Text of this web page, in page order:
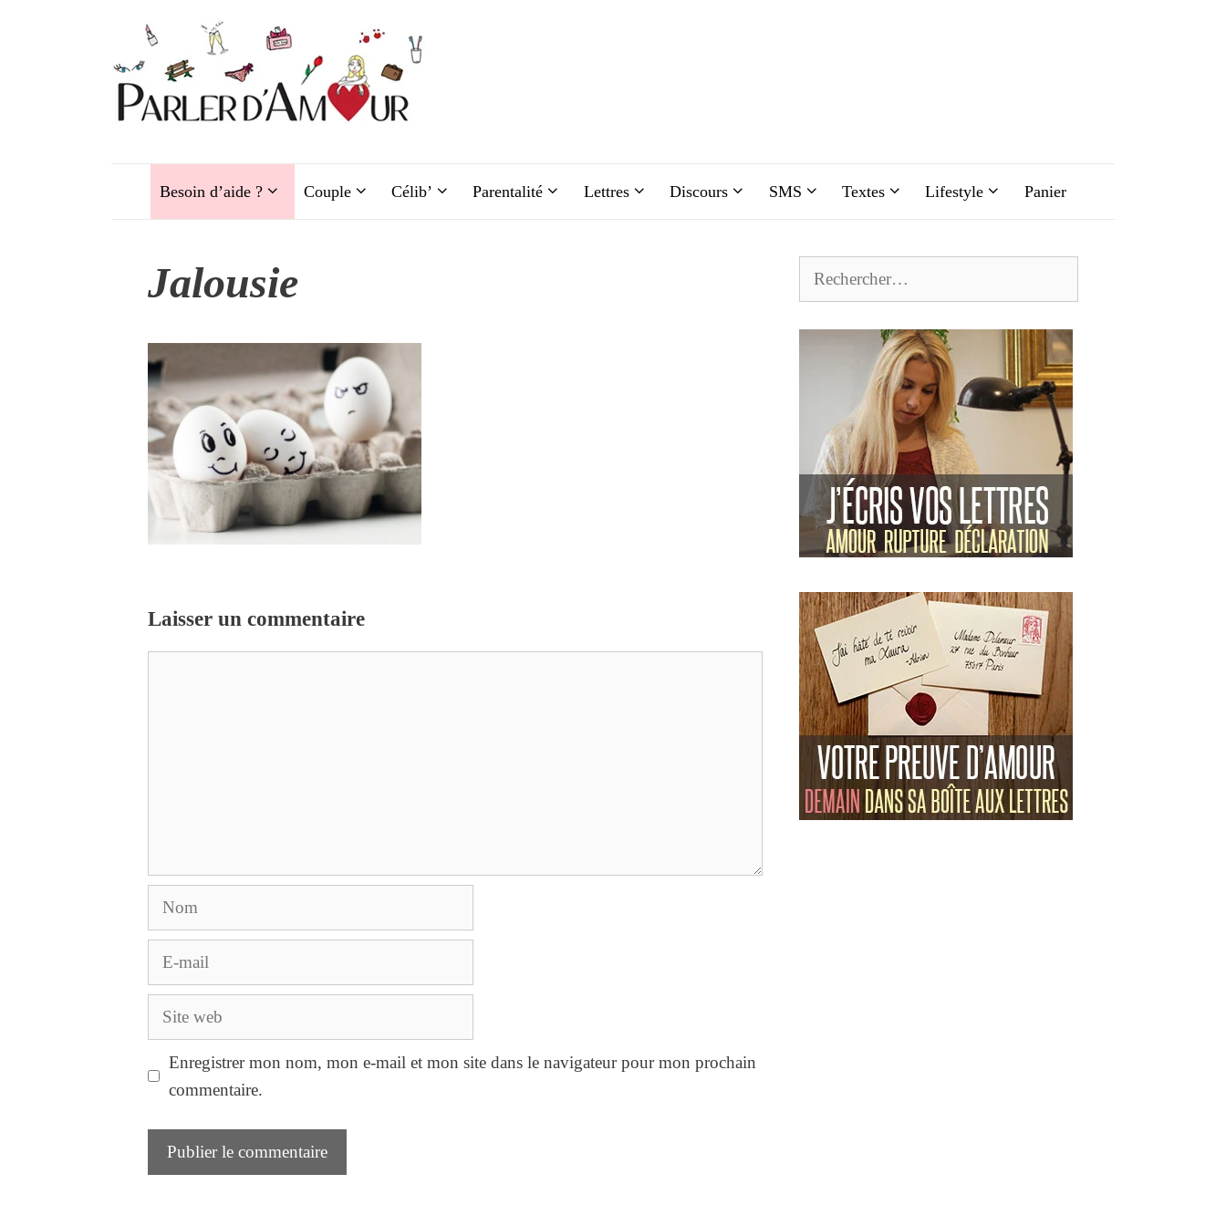
Besoin d’aide ? Couple Célib’ Parentalité Lettres Discours SMS Textes Lifestyle Panier
Jalousie
Laisser un commentaire
Nom
E-
Site
Enregistrer mon nom, mon e-mail et mon site dans le navigateur pour mon prochain
commentaire.